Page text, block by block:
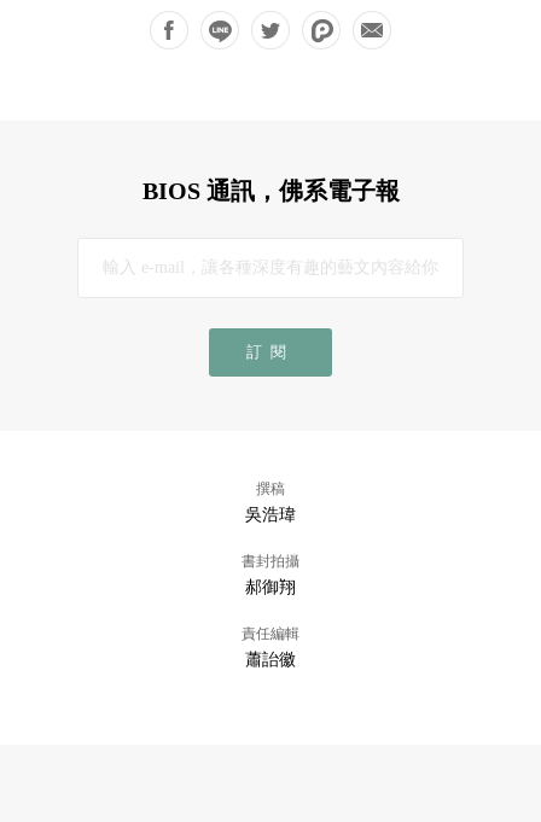
BIOS 通訊，佛系電子報
訂閱
撰稿
吳浩瑋
書封拍攝
郝御翔
責任編輯
蕭詒徽